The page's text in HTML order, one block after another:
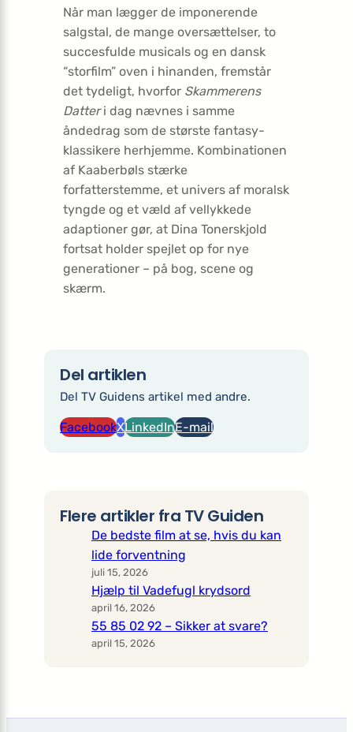
Når man lægger de imponerende
salgstal, de mange oversættelser, to
succesfulde musicals og en dansk
“storfilm” oven i hinanden, fremstår
det tydeligt, hvorfor Skammerens
Datteri dag nævnes i samme
åndedrag som de største fantasy-
klassikere herhjemme. Kombinationen
af Kaaberbøls stærke
forfatterstemme, et univers af moralsk
tyngde og et væld af vellykkede
adaptioner gør, at Dina Tonerskjold
fortsat holder spejlet op for nye
generationer – på bog, scene og
skærm.
Del artiklen
Del TV Guidens artikel med andre.
FacebookXLinkedInE-mail
Flere artikler fra TV Guiden
De bedste film at se, hvis du kan
lide forventning
juli 15, 2026
Hjælp til Vadefugl krydsord
april 16, 2026
55 85 02 92 – Sikker at svare?
april 15, 2026